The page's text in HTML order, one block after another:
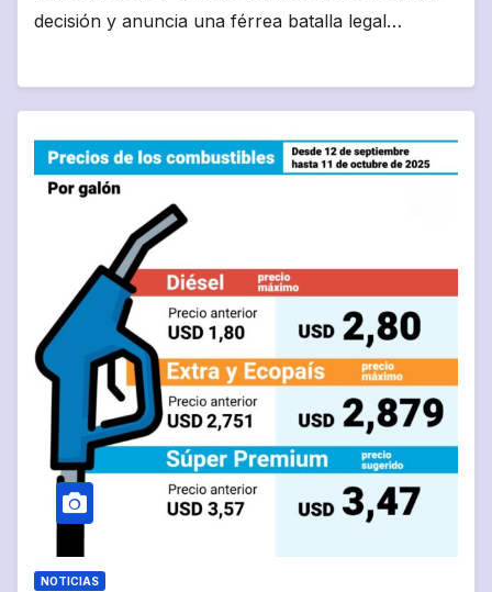
decisión y anuncia una férrea batalla legal…
NOTICIAS